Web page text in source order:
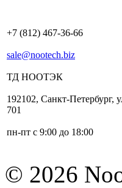
+7 (812) 467-36-66
sale@nootech.biz
ТД НООТЭК
192102, Санкт-Петербург,
701
пн-пт с 9:00 до 18:00
© 2026